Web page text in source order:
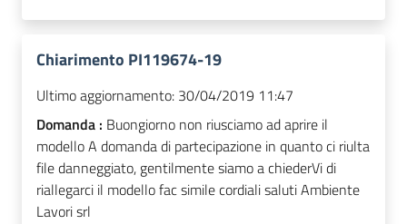
Chiarimento PI119674-19
Ultimo aggiornamento: 30/04/2019 11:47
Domanda : Buongiorno non riusciamo ad aprire il
modello A domanda di partecipazione in quanto ci riulta
file danneggiato, gentilmente siamo a chiederVi di
riallegarci il modello fac simile cordiali saluti Ambiente
Lavori srl